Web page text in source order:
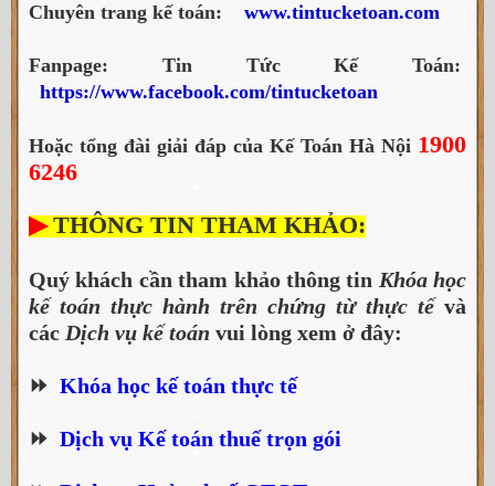
Chuyên trang kế toán: www.tintucketoan.com
Fanpage: Tin Tức Kế Toán:
https://www.facebook.com/tintucketoan
Hoặc tổng đài giải đáp của Kế Toán Hà Nội 1900
6246
▶ THÔNG TIN THAM KHẢO:
Quý khách cần tham khảo thông tin Khóa học
kế toán thực hành trên chứng từ thực tếvà
các Dịch vụ kế toán vui lòng xem ở đây:
⏩ Khóa học kế toán thực tế
⏩ Dịch vụ Kế toán thuế trọn gói